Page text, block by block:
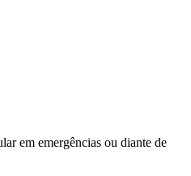
em emergências ou diante de